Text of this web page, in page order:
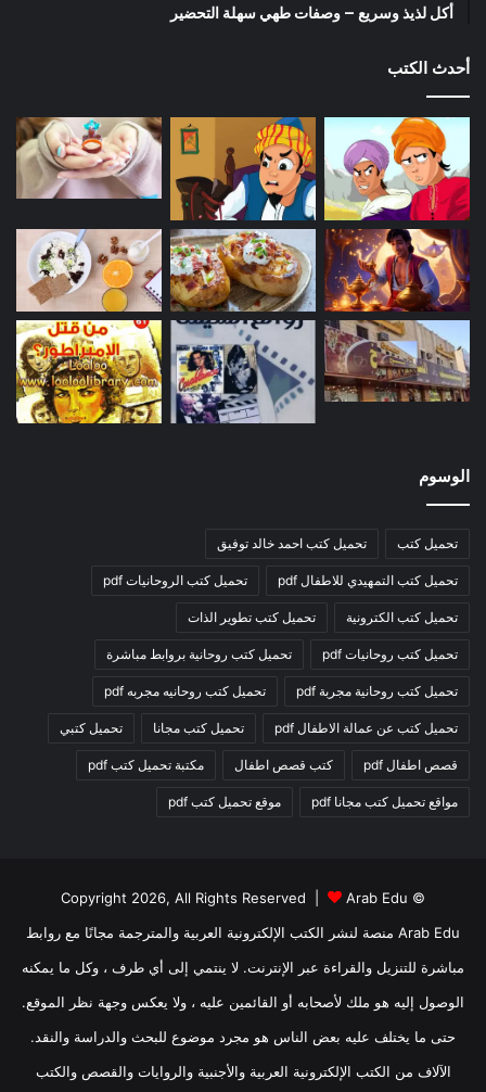
أكل لذيذ وسريع – وصفات طهي سهلة التحضير
أحدث الكتب
الوسوم
تحميل كتب تحميل كتب احمد خالد توفيق
تحميل كتب التمهيدي للاطفال pdf تحميل كتب الروحانيات pdf
تحميل كتب الكترونية تحميل كتب تطوير الذات
تحميل كتب روحانيات pdf تحميل كتب روحانية بروابط مباشرة
تحميل كتب روحانية مجربة pdf تحميل كتب روحانيه مجربه pdf
تحميل كتب عن عمالة الاطفال pdf تحميل كتب مجانا تحميل كتبي
قصص اطفال pdf كتب قصص اطفال مكتبة تحميل كتب pdf
مواقع تحميل كتب مجانا pdf موقع تحميل كتب pdf
© Copyright 2026, All Rights Reserved |
Arab Edu
Arab Edu منصة لنشر الكتب الإلكترونية العربية والمترجمة مجانًا مع روابط
مباشرة للتنزيل والقراءة عبر الإنترنت. لا ينتمي إلى أي طرف ، وكل ما يمكنه
الوصول إليه هو ملك لأصحابه أو القائمين عليه ، ولا يعكس وجهة نظر الموقع.
حتى ما يختلف عليه بعض الناس هو مجرد موضوع للبحث والدراسة والنقد.
الآلاف من الكتب الإلكترونية العربية والأجنبية والروايات والقصص والكتب